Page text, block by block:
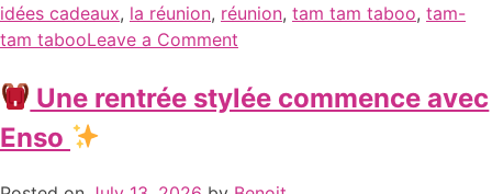
idées cadeaux, la réunion, réunion, tam tam taboo, tam-
tam tabooLeave a Comment
Une rentrée stylée commence avec
Enso